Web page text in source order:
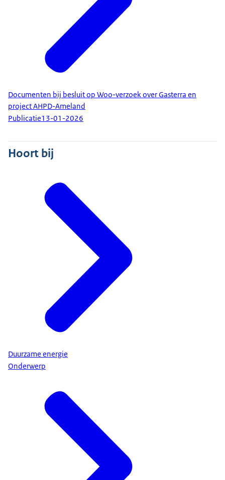
Documenten bij besluit op Woo-verzoek over Gasterra en
project AHPD-Ameland
Publicatie13-01-2026
Hoort bij
Duurzame energie
Onderwerp